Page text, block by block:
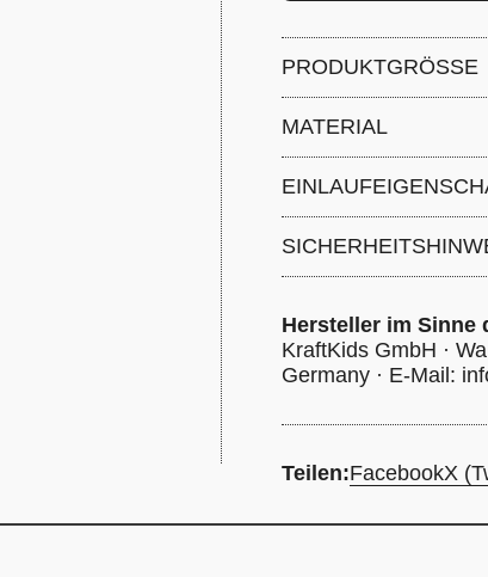
PRODUKTGRÖSSE
MATERIAL
Grad, nicht
Trommeltrockner
Hersteller im Sinne
KraftKids GmbH ·
Germany · E-Mail:
Teilen:FacebookX